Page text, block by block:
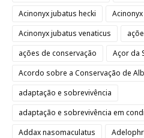
Acinonyx jubatus hecki
Acinonyx jubatus venaticus
ações de conservação
Açor da
Acordo sobre a Conservação de
adaptação e sobrevivência
adaptação e sobrevivência em
Addax nasomaculatus